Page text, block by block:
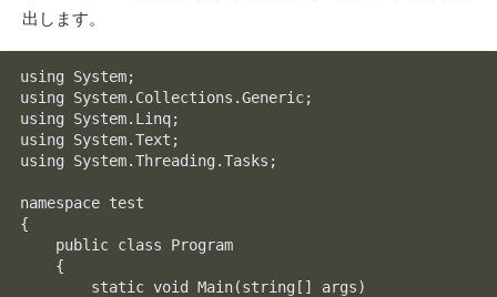
出します。
using System;
using System.Collections.Generic;
using System.Linq;
using System.Text;
using System.Threading.Tasks;
namespace test
{
    public class Program
    {
        static void Main(string[] args)